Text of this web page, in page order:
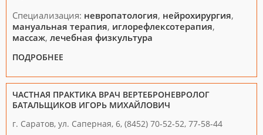
Специализация: невропатология, нейрохирургия,
мануальная терапия, иглорефлексотерапия,
массаж, лечебная физкультура
ПОДРОБНЕЕ
ЧАСТНАЯ ПРАКТИКА ВРАЧ ВЕРТЕБРОНЕВРОЛОГ
БАТАЛЬЩИКОВ ИГОРЬ МИХАЙЛОВИЧ
г. Саратов, ул. Саперная, 6, (8452) 70-52-52, 77-58-44